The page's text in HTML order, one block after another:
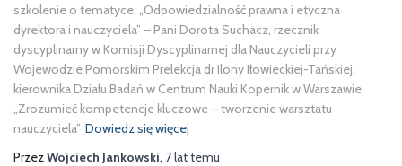
szkolenie o tematyce: „Odpowiedzialność prawna i etyczna
dyrektora i nauczyciela” – Pani Dorota Suchacz, rzecznik
dyscyplinarny w Komisji Dyscyplinarnej dla Nauczycieli przy
Wojewodzie Pomorskim Prelekcja dr Ilony Iłowieckiej-Tańskiej,
kierownika Działu Badań w Centrum Nauki Kopernik w Warszawie
„Zrozumieć kompetencje kluczowe – tworzenie warsztatu
nauczyciela” Dowiedz się więcej
PrzezWojciech Jankowski, 7 lattemu